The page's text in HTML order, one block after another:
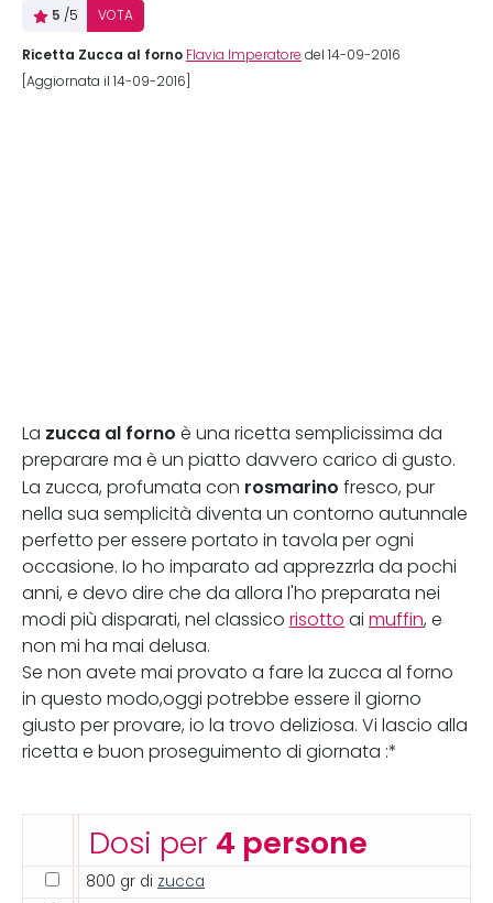
5 /5 VOTA
Ricetta Zucca al forno Flavia Imperatore del 14-09-2016
[Aggiornata il 14-09-2016]
La zucca al forno è una ricetta semplicissima da
preparare ma è un piatto davvero carico di gusto.
La zucca, profumata con rosmarino fresco, pur
nella sua semplicità diventa un contorno autunnale
perfetto per essere portato in tavola per ogni
occasione. Io ho imparato ad apprezzrla da pochi
anni, e devo dire che da allora l'ho preparata nei
modi più disparati, nel classico risotto ai muffin, e
non mi ha mai delusa.
Se non avete mai provato a fare la zucca al forno
in questo modo,oggi potrebbe essere il giorno
giusto per provare, io la trovo deliziosa. Vi lascio alla
ricetta e buon proseguimento di giornata :*
Dosi per 4 persone
800 gr di zucca